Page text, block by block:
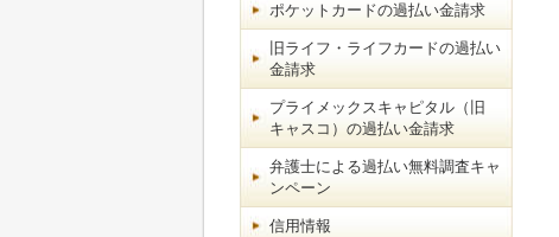
ポケットカードの過払い金請求
旧ライフ・ライフカードの過払い
金請求
プライメックスキャピタル（旧
キャスコ）の過払い金請求
弁護士による過払い無料調査キャ
ンペーン
信用情報